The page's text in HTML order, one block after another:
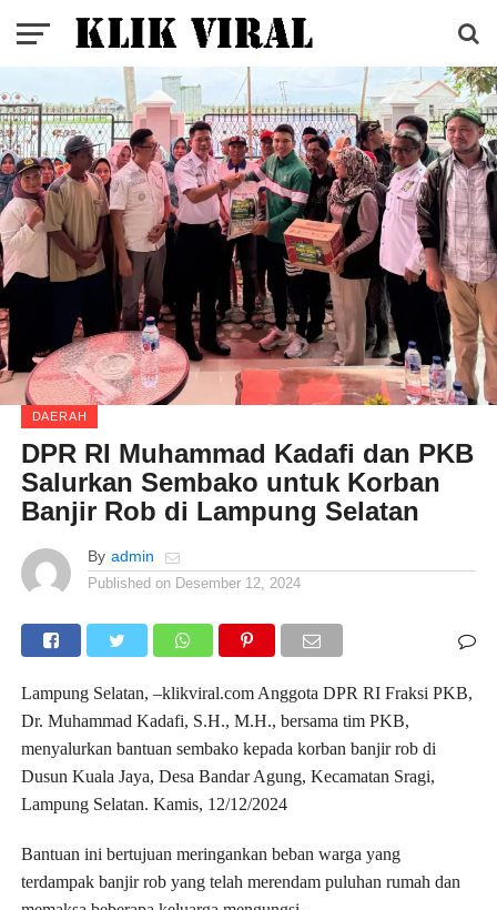
DAERAH
DPR RI Muhammad Kadafi dan PKB
Salurkan Sembako untuk Korban
Banjir Rob di Lampung Selatan
By admin
Published on Desember 12, 2024
Lampung Selatan, –klikviral.com Anggota DPR RI Fraksi PKB,
Dr. Muhammad Kadafi, S.H., M.H., bersama tim PKB,
menyalurkan bantuan sembako kepada korban banjir rob di
Dusun Kuala Jaya, Desa Bandar Agung, Kecamatan Sragi,
Lampung Selatan. Kamis, 12/12/2024
Bantuan ini bertujuan meringankan beban warga yang
terdampak banjir rob yang telah merendam puluhan rumah dan